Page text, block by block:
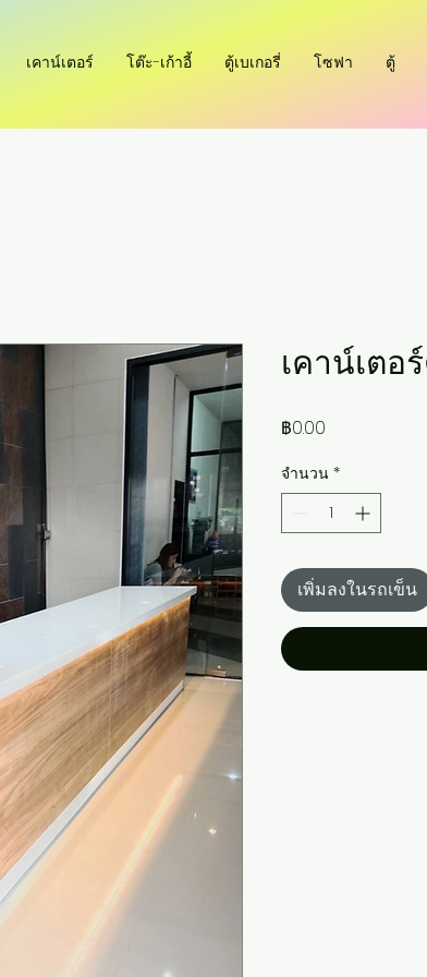
เคาน์เตอร์ โต๊ะ-เก้าอี้ ตู้เบเกอรี่ โซฟา ตู้
เคาน์เตอ
฿0.00
จำนวน *
เพิ่มลงในรถเข็น